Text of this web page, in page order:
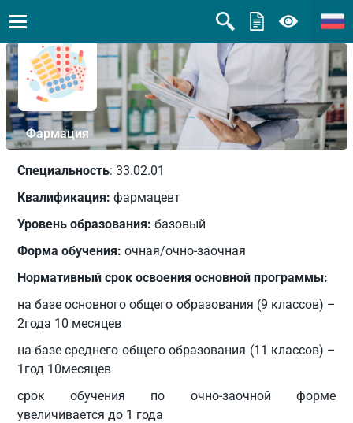
Фармация
Специальность: 33.02.01
Квалификация: фармацевт
Уровень образования: базовый
Форма обучения: очная/очно-заочная
Нормативный срок освоения основной программы:
на базе основного общего образования (9 классов) –
2года 10 месяцев
на базе среднего общего образования (11 классов) –
1год 10месяцев
срок обучения по очно-заочной форме
увеличивается до 1 года